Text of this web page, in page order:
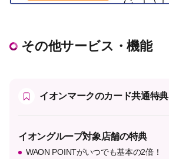
その他サービス・機能
イオンマークのカード共通特典
イオングループ対象店舗の特典
WAON POINTがいつでも基本の2倍！